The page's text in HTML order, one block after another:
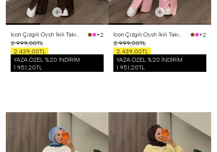
İcon Çizgili Oysh İkili Takım Kahverengi
+2
2.999,00TL
2.439,00TL
YAZA ÖZEL %20 İNDİRİM
1.951,20TL
İcon Çizgili Oysh İkili Takım Pembe
+2
2.999,00TL
2.439,00TL
YAZA ÖZEL %20 İNDİRİM
1.951,20TL